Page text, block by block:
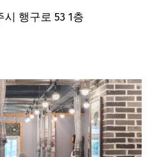
행구로 53 1층